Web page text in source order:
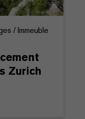
/ Immeuble
Zurich